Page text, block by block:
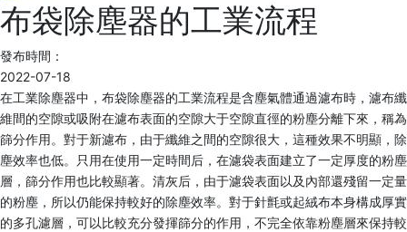
布袋除塵器的工業流程
發布時間：
2022-07-18
在工業除塵器中，布袋除塵器的工業流程是含塵氣體通過濾布時，濾布纖
維間的空隙或吸附在濾布表面的空隙大于空隙直徑的粉塵分離下來，稱為
篩分作用。對于新濾布，由于纖維之間的空隙很大，這種效果不明顯，除
塵效率也低。只用在使用一定時間后，在濾袋表面建立了一定厚度的粉塵
層，篩分作用也比較顯著。清灰后，由于濾袋表面以及內部還殘留一定量
的粉塵，所以仍能保持較好的除塵效率。對于針氈或起絨布本身構成厚實
的多孔濾層，可以比較充分發揮篩分的作用，不完全依靠粉塵層來保持較